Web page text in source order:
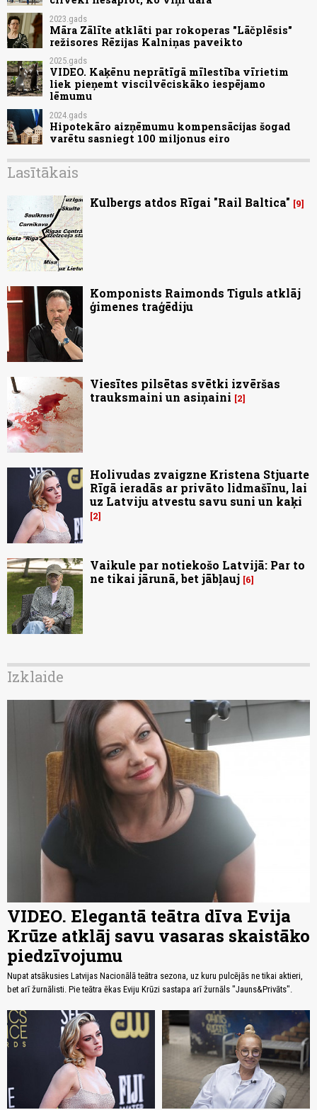
2023.gads
Māra Zālīte atklāti par rokoperas "Lāčplēsis"
režisores Rēzijas Kalniņas paveikto
2025.gads
VIDEO. Kaķēnu neprātīgā mīlestība vīrietim
liek pieņemt viscilvēciskāko iespējamo
lēmumu
2024.gads
Hipotekāro aizņēmumu kompensācijas šogad
varētu sasniegt 100 miljonus eiro
Lasītākais
Kulbergs atdos Rīgai "Rail Baltica" 9
Komponists Raimonds Tiguls atklāj
ģimenes traģēdiju
Viesītes pilsētas svētki izvēršas
trauksmaini un asiņaini
2
Holivudas zvaigzne Kristena Stjuarte
Rīgā ieradās ar privāto lidmašīnu, lai
uz Latviju atvestu savu suni un kaķi
2
Vaikule par notiekošo Latvijā: Par to
ne tikai jārunā, bet jābļauj 6
Izklaide
VIDEO. Elegantā teātra dīva Evija
Krūze atklāj savu vasaras skaistāko
piedzīvojumu
Nupat atsākusies Latvijas Nacionālā teātra sezona, uz kuru pulcējās ne tikai aktieri,
bet arī žurnālisti. Pie teātra ēkas Eviju Krūzi sastapa arī žurnāls "Jauns&Privāts".